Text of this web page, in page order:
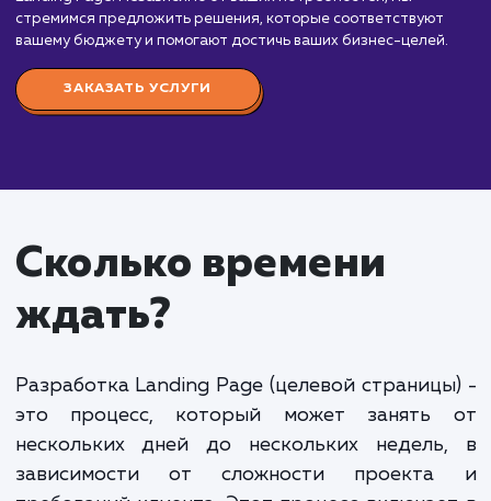
Простой Landing Page:От 30 000 до 60
интеграцию с сервисами email-маркетинга,
для сбора контактных данных и базовую
рублей. Включает более сложные элементы
Крупный Landing Page:
выше. Включает сложные элементы дизайна,
контента, интеграцию с различными внешними
сервисами, такими как CRM-системы, и
технологии для аналитики и оптимизации
Уточнение стоимости разработки Landing Page требует